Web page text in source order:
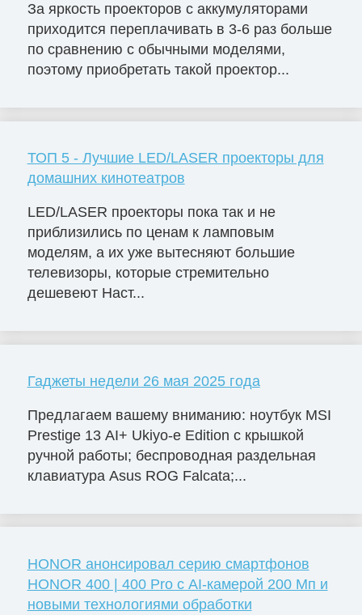
За яркость проекторов с аккумуляторами
приходится переплачивать в 3-6 раз больше
по сравнению с обычными моделями,
поэтому приобретать такой проектор...
ТОП 5 - Лучшие LED/LASER проекторы для
домашних кинотеатров
LED/LASER проекторы пока так и не
приблизились по ценам к ламповым
моделям, а их уже вытесняют большие
телевизоры, которые стремительно
дешевеют Наст...
Гаджеты недели 26 мая 2025 года
Предлагаем вашему вниманию: ноутбук MSI
Prestige 13 AI+ Ukiyo-e Edition с крышкой
ручной работы; беспроводная раздельная
клавиатура Asus ROG Falcata;...
HONOR анонсировал серию смартфонов
HONOR 400 | 400 Pro с AI-камерой 200 Мп и
новыми технологиями обработки